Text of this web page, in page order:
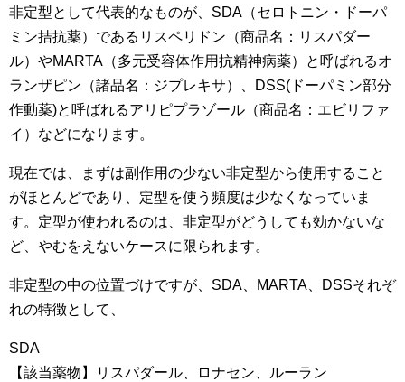
非定型として代表的なものが、SDA（セロトニン・ドーパ
ミン拮抗薬）であるリスペリドン（商品名：リスパダー
ル）やMARTA（多元受容体作用抗精神病薬）と呼ばれるオ
ランザピン（諸品名：ジプレキサ）、DSS(ドーパミン部分
作動薬)と呼ばれるアリピプラゾール（商品名：エビリファ
イ）などになります。
現在では、まずは副作用の少ない非定型から使用すること
がほとんどであり、定型を使う頻度は少なくなっていま
す。定型が使われるのは、非定型がどうしても効かないな
ど、やむをえないケースに限られます。
非定型の中の位置づけですが、SDA、MARTA、DSSそれぞ
れの特徴として、
SDA
【該当薬物】リスパダール、ロナセン、ルーラン